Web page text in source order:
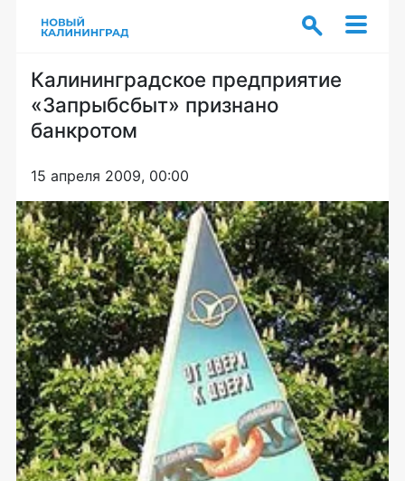
Калининградское предприятие
«Запрыбсбыт» признано
банкротом
15 апреля 2009, 00:00